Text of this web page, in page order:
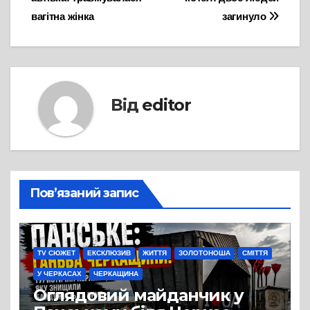
загинуло
вагітна жінка
Від editor
Пов’язаний запис
TV СЮЖЕТ ЕКСКЛЮЗИВ ЖИТТЯ ЗОЛОТОНОША СМІТТЯ
У ЧЕРКАСАХ ЧЕРКАЩИНА
Оглядовий майданчик у